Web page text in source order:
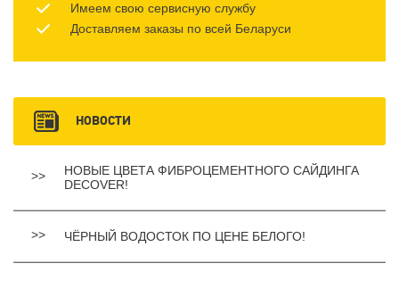
Имеем свою сервисную службу
Доставляем заказы по всей Беларуси
НОВОСТИ
НОВЫЕ ЦВЕТА ФИБРОЦЕМЕНТНОГО САЙДИНГА
DECOVER!
ЧЁРНЫЙ ВОДОСТОК ПО ЦЕНЕ БЕЛОГО!